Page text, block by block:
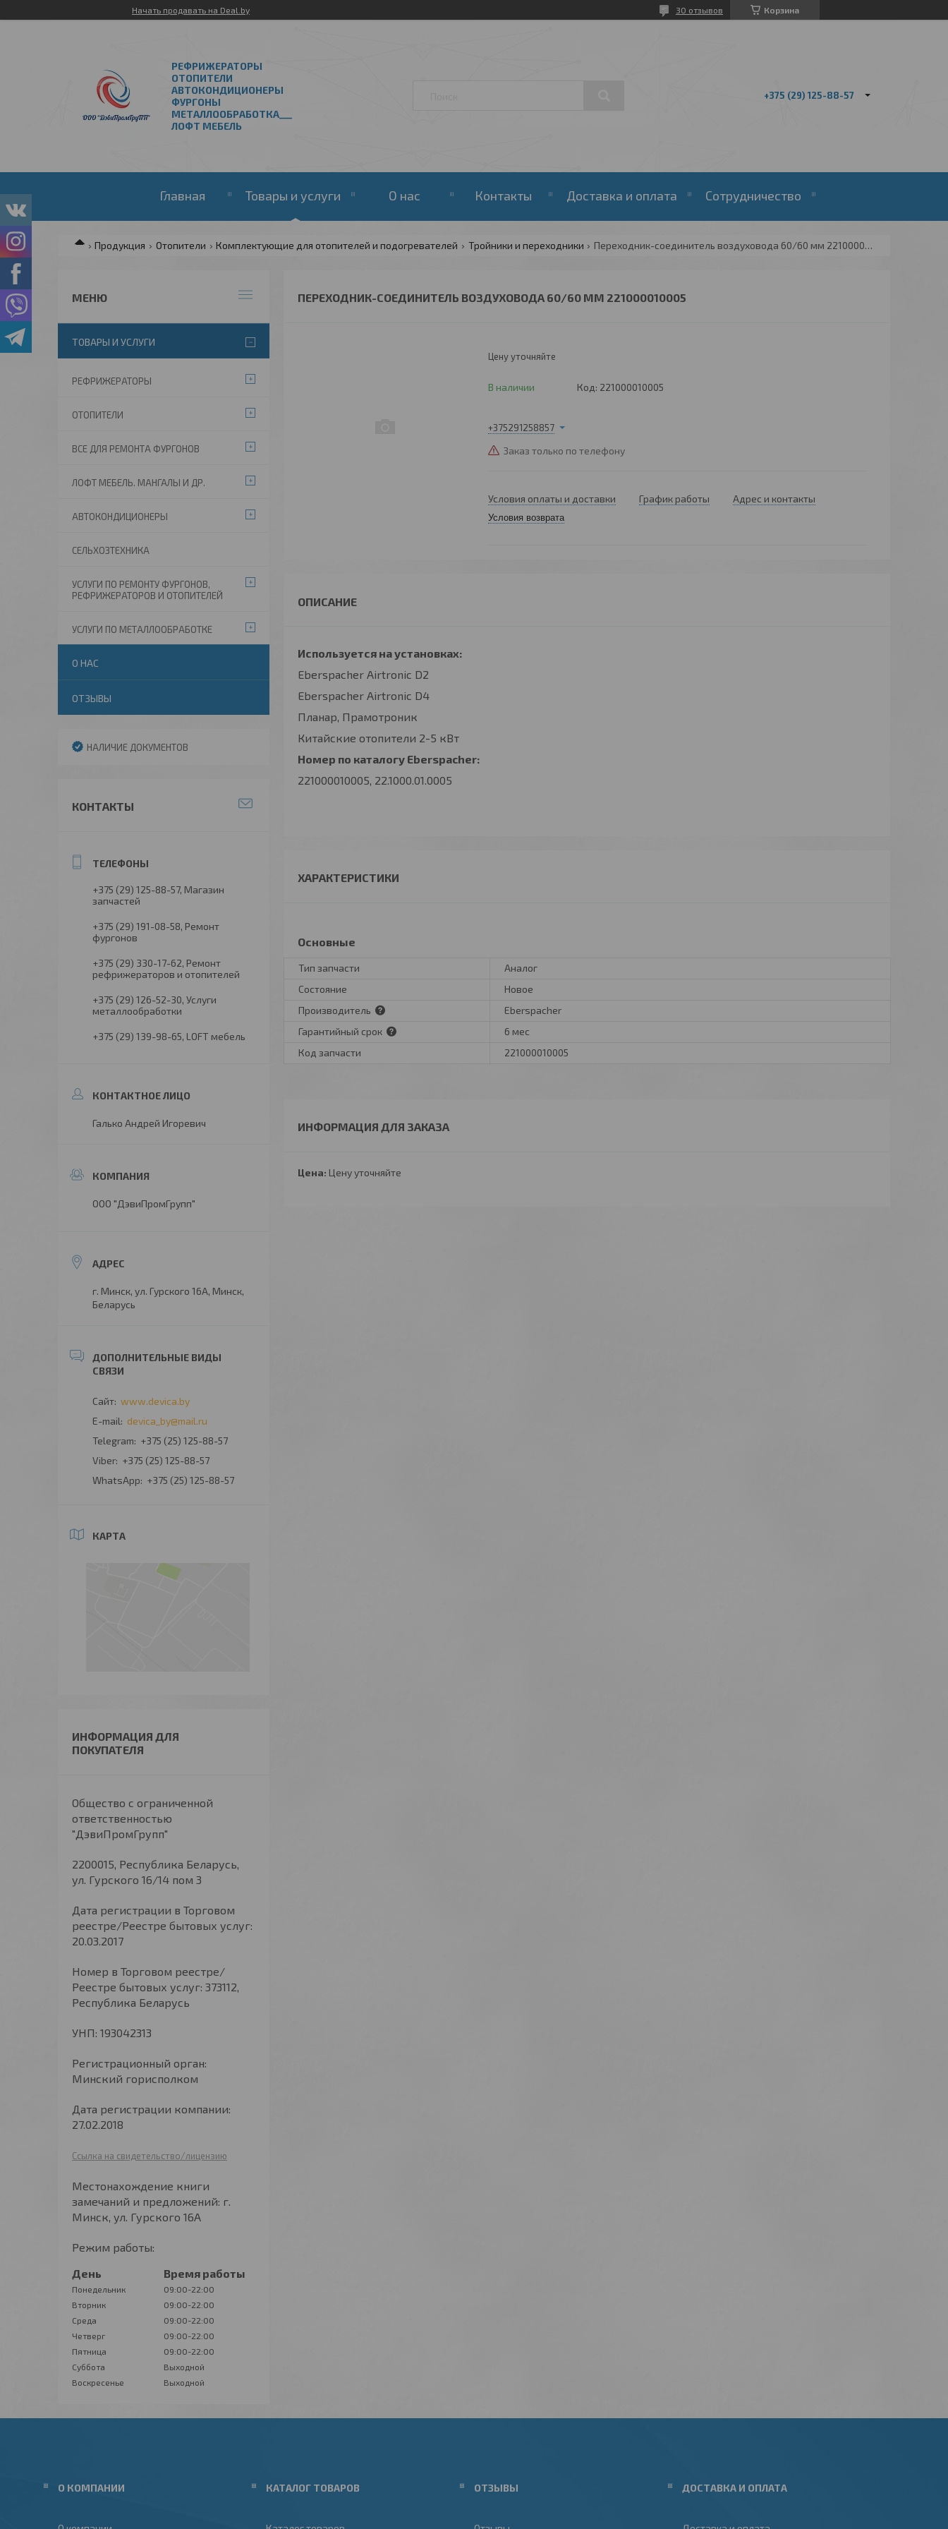
Начать продавать на Deal.by Корзина
30 отзывов
РЕФРИЖЕРАТОРЫ
ОТОПИТЕЛИ
АВТОКОНДИЦИОНЕРЫ
ФУРГОНЫ
МЕТАЛЛООБРАБОТКА___
ЛОФТ МЕБЕЛЬ
+375 (29) 125-88-57
Главная Товары и услуги О нас Контакты Доставка и оплата Сотрудничество
Продукция Отопители Комплектующие для отопителей и подогревателей Тройники и переходники Переходник-соединитель воздуховода 60/60 мм 221000010005
ПЕРЕХОДНИК-СОЕДИНИТЕЛЬ ВОЗДУХОВОДА 60/60 ММ 221000010005
Цену уточняйте
В наличии Код: 221000010005
+375291258857
Заказ только по телефону
Условия оплаты и доставки График работы Адрес и контакты
Условия возврата
Используется на установках:
Eberspacher Airtronic D2
Eberspacher Airtronic D4
Планар, Прамотроник
Китайские отопители 2-5 кВт
Номер по каталогу Eberspacher:
221000010005, 22.1000.01.0005
ХАРАКТЕРИСТИКИ
Основные
Тип запчасти
Аналог
Состояние
Новое
Производитель
Eberspacher
Гарантийный срок
6 мес
Код запчасти
221000010005
ИНФОРМАЦИЯ ДЛЯ ЗАКАЗА
Цена: Цену уточняйте
ТОВАРЫ И УСЛУГИ
РЕФРИЖЕРАТОРЫ
ОТОПИТЕЛИ
ВСЕ ДЛЯ РЕМОНТА ФУРГОНОВ
ЛОФТ МЕБЕЛЬ. МАНГАЛЫ И ДР.
АВТОКОНДИЦИОНЕРЫ
СЕЛЬХОЗТЕХНИКА
УСЛУГИ ПО РЕМОНТУ ФУРГОНОВ,
РЕФРИЖЕРАТОРОВ И ОТОПИТЕЛЕЙ
УСЛУГИ ПО МЕТАЛЛООБРАБОТКЕ
О НАС
ОТЗЫВЫ
НАЛИЧИЕ ДОКУМЕНТОВ
КОНТАКТЫ
+375 (29) 125-88-57 Магазин
запчастей
+375 (29) 191-08-58 Ремонт
фургонов
+375 (29) 330-17-62 Ремонт
рефрижераторов и отопителей
+375 (29) 126-52-30 Услуги
металлообработки
+375 (29) 139-98-65 LOFT мебель
Галько Андрей Игоревич
ООО "ДэвиПромГрупп"
г. Минск, ул. Гурского 16А, Минск,
Беларусь
www.devica.by
devica_by@mail.ru
+375 (25) 125-88-57
+375 (25) 125-88-57
+375 (25) 125-88-57
КАРТА
ИНФОРМАЦИЯ ДЛЯ
ПОКУПАТЕЛЯ
Общество с ограниченной
ответственностью
"ДэвиПромГрупп"
2200015, Республика Беларусь,
ул. Гурского 16/14 пом 3
Дата регистрации в Торговом
реестре/Реестре бытовых услуг:
20.03.2017
Номер в Торговом реестре/
Реестре бытовых услуг: 373112,
Республика Беларусь
УНП: 193042313
Регистрационный орган:
Минский горисполком
Дата регистрации компании:
27.02.2018
Ссылка на свидетельство/лицензию
Местонахождение книги
замечаний и предложений: г.
Минск, ул. Гурского 16А
Режим работы:
День
Время работы
Понедельник
09:00-22:00
Вторник
09:00-22:00
Среда
09:00-22:00
Четверг
09:00-22:00
Пятница
09:00-22:00
Суббота
Выходной
Воскресенье
Выходной
О КОМПАНИИ КАТАЛОГ ТОВАРОВ ОТЗЫВЫ ДОСТАВКА И ОПЛАТА